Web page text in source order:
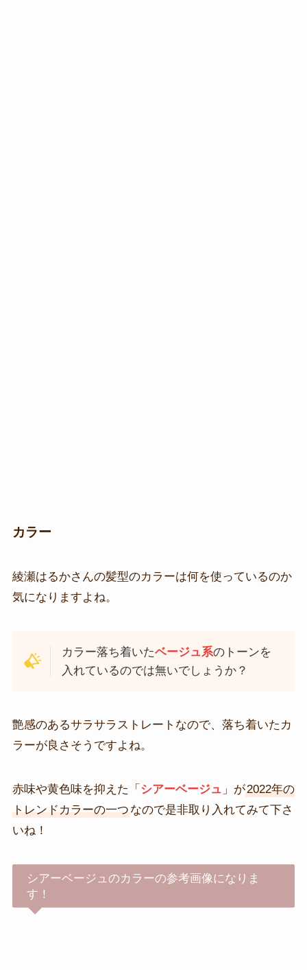
カラー
綾瀬はるかさんの髪型のカラーは何を使っているのか
気になりますよね。
カラー落ち着いたベージュ系のトーンを
入れているのでは無いでしょうか？
艶感のあるサラサラストレートなので、落ち着いたカ
ラーが良さそうですよね。
赤味や黄色味を抑えた「 シアーベージュ 」が2022年の
トレンドカラーの一つなので是非取り入れてみて下さ
いね！
シアーベージュのカラーの参考画像になりま
す！